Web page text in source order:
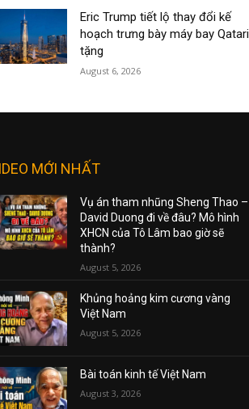
Eric Trump tiết lộ thay đổi kế
hoạch trưng bày máy bay Qatari
tặng
August 6, 2026
MỚI NHẤT
Vụ án tham nhũng Sheng Thao –
David Duong đi về đâu? Mô hình
XHCN của Tô Lâm bao giờ sẽ
thành?
August 5, 2026
Khủng hoảng kim cương vàng
Việt Nam
August 5, 2026
Bài toán kinh tế Việt Nam
August 3, 2026